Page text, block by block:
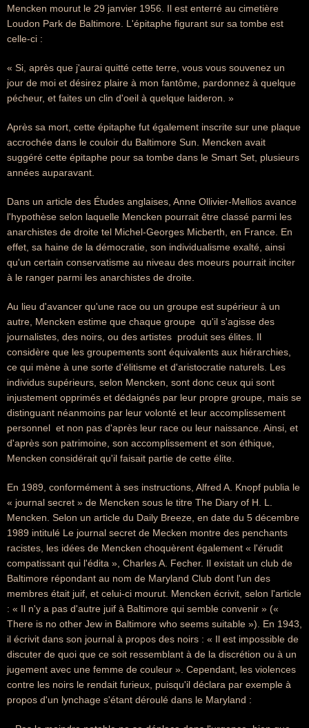
Mencken mourut le 29 janvier 1956. Il est enterré au cimetière
Loudon Park de Baltimore. L'épitaphe figurant sur sa tombe est
celle-ci :
« Si, après que j'aurai quitté cette terre, vous vous souvenez un
jour de moi et désirez plaire à mon fantôme, pardonnez à quelque
pécheur, et faites un clin d'oeil à quelque laideron. »
Après sa mort, cette épitaphe fut également inscrite sur une plaque
accrochée dans le couloir du Baltimore Sun. Mencken avait
suggéré cette épitaphe pour sa tombe dans le Smart Set, plusieurs
années auparavant.
Dans un article des Études anglaises, Anne Ollivier-Mellios avance
l'hypothèse selon laquelle Mencken pourrait être classé parmi les
anarchistes de droite tel Michel-Georges Micberth, en France. En
effet, sa haine de la démocratie, son individualisme exalté, ainsi
qu'un certain conservatisme au niveau des moeurs pourrait inciter
à le ranger parmi les anarchistes de droite.
Au lieu d'avancer qu'une race ou un groupe est supérieur à un
autre, Mencken estime que chaque groupe  qu'il s'agisse des
journalistes, des noirs, ou des artistes  produit ses élites. Il
considère que les groupements sont équivalents aux hiérarchies,
ce qui mène à une sorte d'élitisme et d'aristocratie naturels. Les
individus supérieurs, selon Mencken, sont donc ceux qui sont
injustement opprimés et dédaignés par leur propre groupe, mais se
distinguant néanmoins par leur volonté et leur accomplissement
personnel  et non pas d'après leur race ou leur naissance. Ainsi, et
d'après son patrimoine, son accomplissement et son éthique,
Mencken considérait qu'il faisait partie de cette élite.
En 1989, conformément à ses instructions, Alfred A. Knopf publia le
« journal secret » de Mencken sous le titre The Diary of H. L.
Mencken. Selon un article du Daily Breeze, en date du 5 décembre
1989 intitulé Le journal secret de Mecken montre des penchants
racistes, les idées de Mencken choquèrent également « l'érudit
compatissant qui l'édita », Charles A. Fecher. Il existait un club de
Baltimore répondant au nom de Maryland Club dont l'un des
membres était juif, et celui-ci mourut. Mencken écrivit, selon l'article
: « Il n'y a pas d'autre juif à Baltimore qui semble convenir » («
There is no other Jew in Baltimore who seems suitable »). En 1943,
il écrivit dans son journal à propos des noirs : « Il est impossible de
discuter de quoi que ce soit ressemblant à de la discrétion ou à un
jugement avec une femme de couleur ». Cependant, les violences
contre les noirs le rendait furieux, puisqu'il déclara par exemple à
propos d'un lynchage s'étant déroulé dans le Maryland :